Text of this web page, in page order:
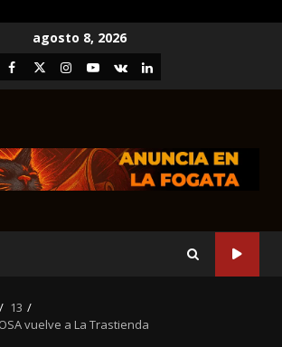
agosto 8, 2026
Facebook
TwitterInstagram
Youtube
VK LinkedIn
13
vuelve a La Trastienda